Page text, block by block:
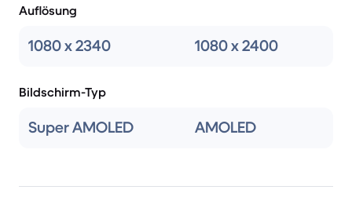
Auflösung
1080 x 2340 1080 x 2400
Bildschirm-Typ
Super AMOLED AMOLED